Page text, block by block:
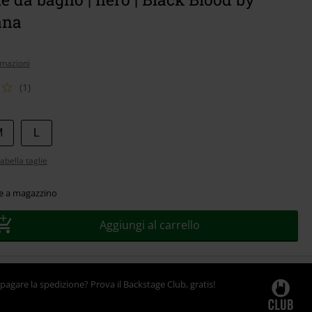
(1)
taglie
a magazzino
Aggiungi al carrello
la spedizione? Prova il Backstage Club, gratis!